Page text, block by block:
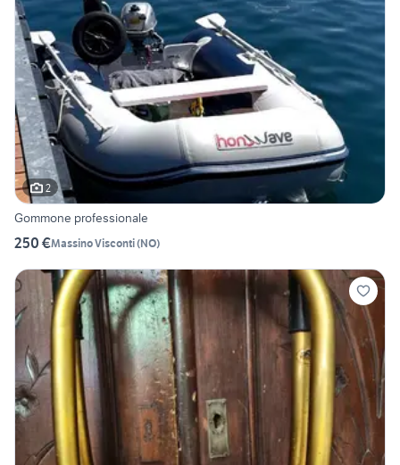
2
Gommone professionale
250 €Massino Visconti(NO)